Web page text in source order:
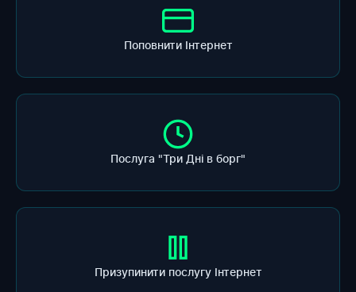
Поповнити Інтернет
Послуга "Три Дні в борг"
Призупинити послугу Інтернет